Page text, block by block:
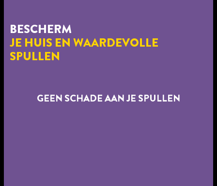
BESCHERM
JE HUIS EN WAARDEVOLLE
SPULLEN
GEEN SCHADE AAN JE SPULLEN